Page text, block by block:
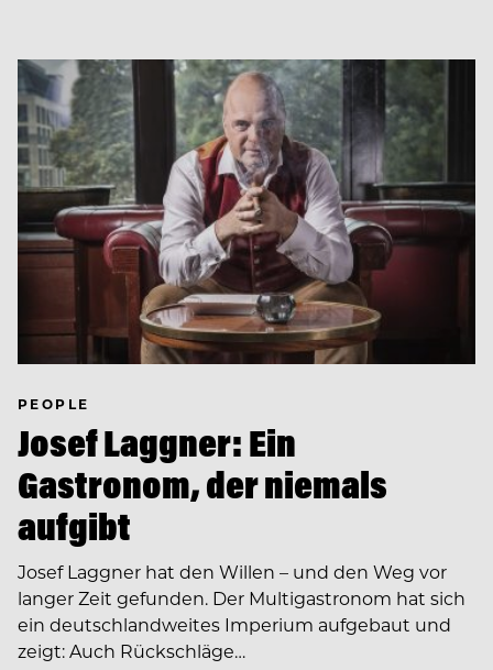
PEOPLE
Josef Laggner: Ein
Gastronom, der niemals
aufgibt
Josef Laggner hat den Willen – und den Weg vor
langer Zeit gefunden. Der Multigastronom hat sich
ein deutschlandweites Imperium aufgebaut und
zeigt: Auch Rückschläge…